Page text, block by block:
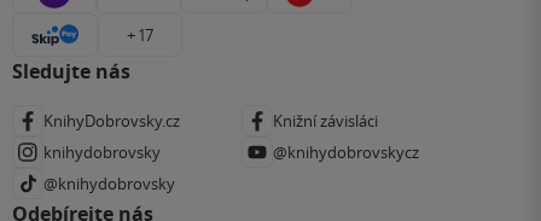
+ 17
Sledujte nás
KnihyDobrovsky.cz
Knižní závisláci
knihydobrovsky
@knihydobrovskycz
@knihydobrovsky
Odebírejte nás